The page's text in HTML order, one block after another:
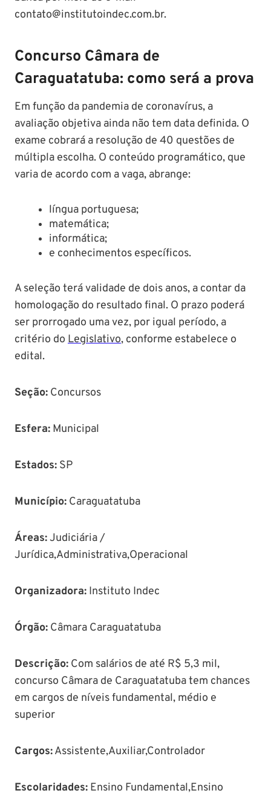
contato@institutoindec.com.br.
Concurso Câmara de
Caraguatatuba: como será a prova
Em função da pandemia de coronavírus, a
avaliação objetiva ainda não tem data definida. O
exame cobrará a resolução de 40 questões de
múltipla escolha. O conteúdo programático, que
varia de acordo com a vaga, abrange:
língua portuguesa;
matemática;
informática;
e conhecimentos específicos.
A seleção terá validade de dois anos, a contar da
homologação do resultado final. O prazo poderá
ser prorrogado uma vez, por igual período, a
critério do Legislativo, conforme estabelece o
edital.
Seção: Concursos
Esfera: Municipal
Estados: SP
Município: Caraguatatuba
Áreas:Judiciária /
Jurídica,Administrativa,Operacional
Organizadora: Instituto Indec
Órgão: Câmara Caraguatatuba
Descrição: Com salários de até R$ 5,3 mil,
concurso Câmara de Caraguatatuba tem chances
em cargos de níveis fundamental, médio e
superior
Cargos:Assistente,Auxiliar,Controlador
Escolaridades: Ensino Fundamental,Ensino